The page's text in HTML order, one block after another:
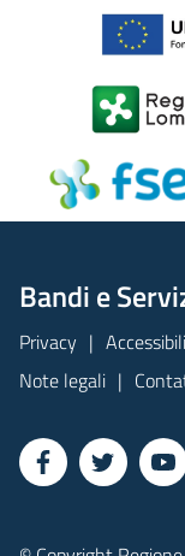
Bandi e
Privacy
Note legali